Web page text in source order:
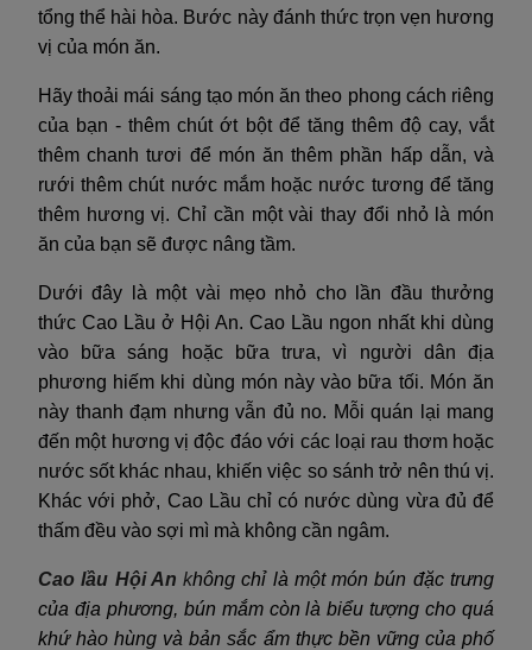
tổng thể hài hòa. Bước này đánh thức trọn vẹn hương
vị của món ăn.
Hãy thoải mái sáng tạo món ăn theo phong cách riêng
của bạn - thêm chút ớt bột để tăng thêm độ cay, vắt
thêm chanh tươi để món ăn thêm phần hấp dẫn, và
rưới thêm chút nước mắm hoặc nước tương để tăng
thêm hương vị. Chỉ cần một vài thay đổi nhỏ là món
ăn của bạn sẽ được nâng tầm.
Dưới đây là một vài mẹo nhỏ cho lần đầu thưởng
thức Cao Lầu ở Hội An. Cao Lầu ngon nhất khi dùng
vào bữa sáng hoặc bữa trưa, vì người dân địa
phương hiếm khi dùng món này vào bữa tối. Món ăn
này thanh đạm nhưng vẫn đủ no. Mỗi quán lại mang
đến một hương vị độc đáo với các loại rau thơm hoặc
nước sốt khác nhau, khiến việc so sánh trở nên thú vị.
Khác với phở, Cao Lầu chỉ có nước dùng vừa đủ để
thấm đều vào sợi mì mà không cần ngâm.
Cao lầu Hội An không chỉ là một món bún đặc trưng
của địa phương, bún mắm còn là biểu tượng cho quá
khứ hào hùng và bản sắc ẩm thực bền vững của phố